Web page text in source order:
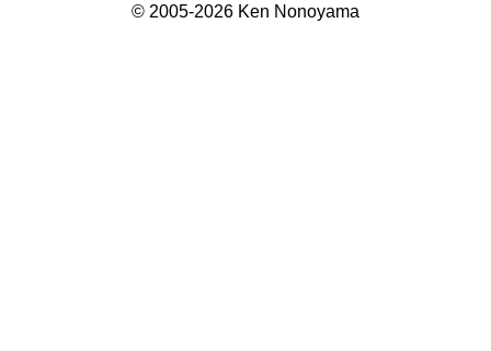
© 2005-2026 Ken Nonoyama